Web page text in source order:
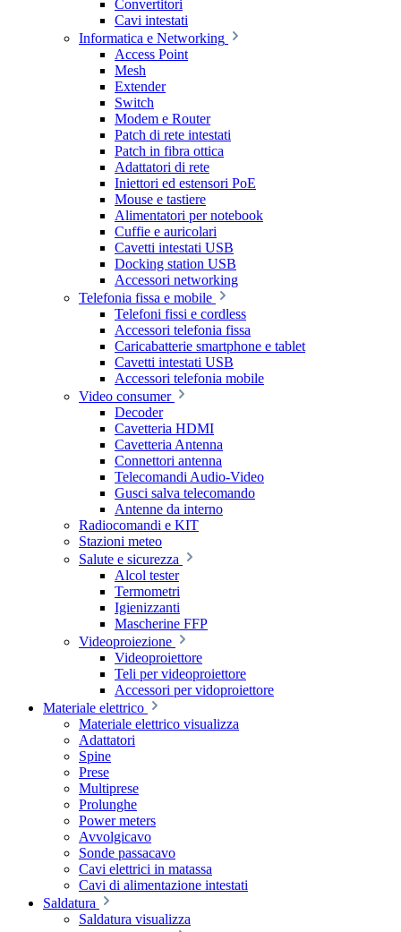
Convertitori
Cavi intestati
Informatica e Networking
Access Point
Mesh
Extender
Switch
Modem e Router
Patch di rete intestati
Patch in fibra ottica
Adattatori di rete
Iniettori ed estensori PoE
Mouse e tastiere
Alimentatori per notebook
Cuffie e auricolari
Cavetti intestati USB
Docking station USB
Accessori networking
Telefonia fissa e mobile
Telefoni fissi e cordless
Accessori telefonia fissa
Caricabatterie smartphone e tablet
Cavetti intestati USB
Accessori telefonia mobile
Video consumer
Decoder
Cavetteria HDMI
Cavetteria Antenna
Connettori antenna
Telecomandi Audio-Video
Gusci salva telecomando
Antenne da interno
Radiocomandi e KIT
Stazioni meteo
Salute e sicurezza
Alcol tester
Termometri
Igienizzanti
Mascherine FFP
Videoproiezione
Videoproiettore
Teli per videoproiettore
Accessori per vidoproiettore
Materiale elettrico
Materiale elettrico visualizza
Adattatori
Spine
Prese
Multiprese
Prolunghe
Power meters
Avvolgicavo
Sonde passacavo
Cavi elettrici in matassa
Cavi di alimentazione intestati
Saldatura
Saldatura visualizza